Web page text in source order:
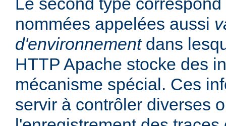
nommées appelées aussi
d'environnementdans
HTTP Apache stocke des
mécanisme spécial. Ces
servir à contrôler diverses